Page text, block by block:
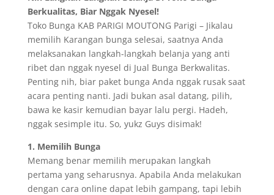
Berkualitas, Biar Nggak Nyesel!
Toko Bunga KAB PARIGI MOUTONG Parigi – Jikalau
memilih Karangan bunga selesai, saatnya Anda
melaksanakan langkah-langkah belanja yang anti
ribet dan nggak nyesel di Jual Bunga Berkwalitas.
Penting nih, biar paket bunga Anda nggak rusak saat
acara penting nanti. Jadi bukan asal datang, pilih,
bawa ke kasir kemudian bayar lalu pergi. Hadeh,
nggak sesimple itu. So, yukz Guys disimak!
1. Memilih Bunga
Memang benar memilih merupakan langkah
pertama yang seharusnya. Apabila Anda melakukan
dengan cara online dapat lebih gampang, tapi lebih